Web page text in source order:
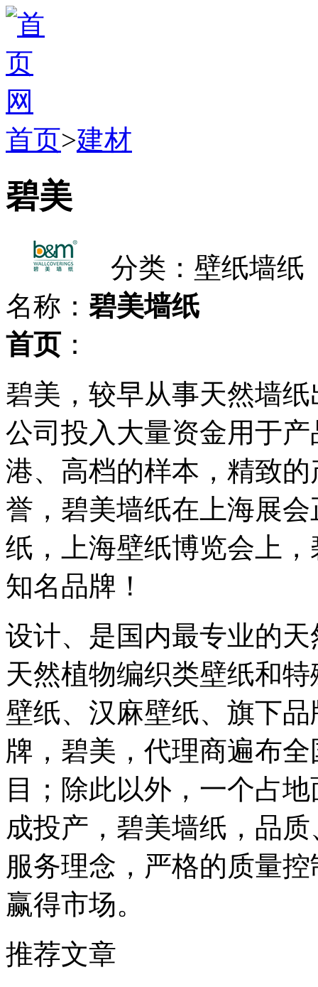
首页>建材
碧美
分类：壁纸墙纸
名称： 碧美墙纸
首页 ：
碧美，较早从事天然墙
公司投入大量资金用于
港、高档的样本，精致
誉，碧美墙纸在上海展
纸，上海壁纸博览会上
知名品牌！
设计、是国内最专业的
天然植物编织类壁纸和
壁纸、汉麻壁纸、旗下
牌，碧美，代理商遍布
目；除此以外，一个占
成投产，碧美墙纸，品
服务理念，严格的质量
赢得市场。
推荐文章